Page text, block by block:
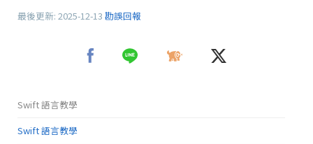
最後更新: 2025-12-13 勘誤回報
Swift 語言教學
Swift 語言教學